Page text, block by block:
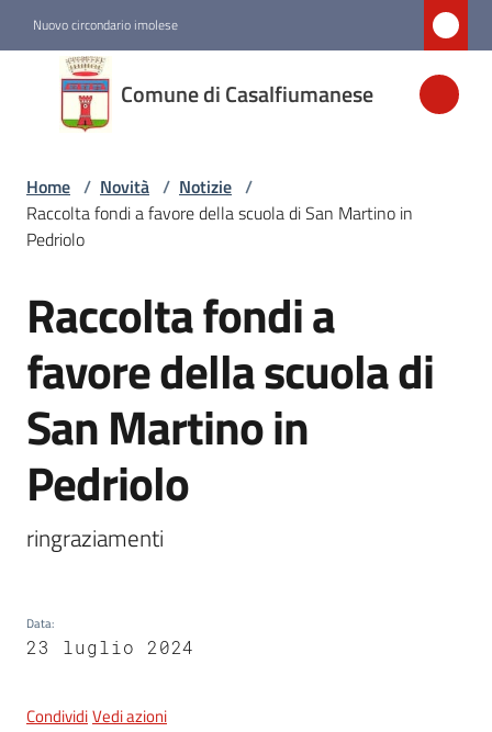
Nuovo circondario imolese
Comune di Casalfiumanese
Comune di
Casalfiumanese
Amministrazione
Servizi
Vivere
Casalfiumanese
Servizi
on-
Home / Novità / Notizie /
Raccolta fondi a favore della scuola di San Martino in
Pedriolo
Salta al contenuto
Raccolta fondi a
favore della scuola di
San Martino in
Pedriolo
ringraziamenti
Data:
23 luglio 2024
CondividiVedi azioni